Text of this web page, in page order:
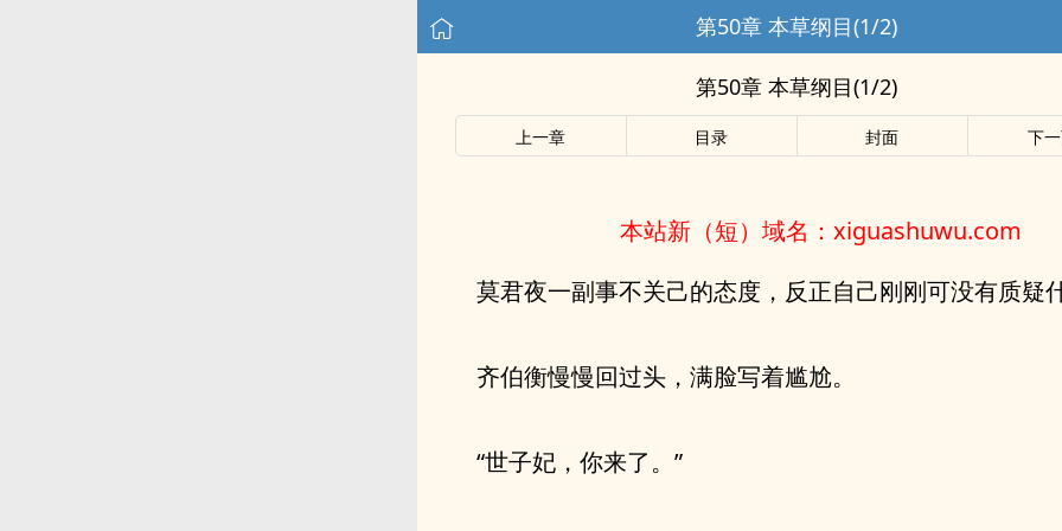
第50章 本草纲目(1/2)
第50章 本草纲目(1/2)
上一章 目录 封面 下
本站新（短）域名：xiguashuwu.com
莫君夜一副事不关己的态度，反正自己刚刚可没有质疑什
齐伯衡慢慢回过头，满脸写着尴尬。
“世子妃，你来了。”